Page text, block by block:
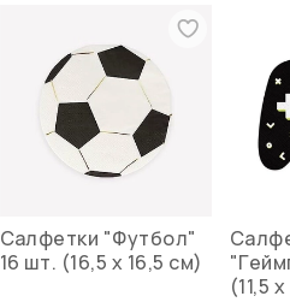
Салфетки "Футбол"
16 шт. (16,5 х 16,5 см)
(11,5